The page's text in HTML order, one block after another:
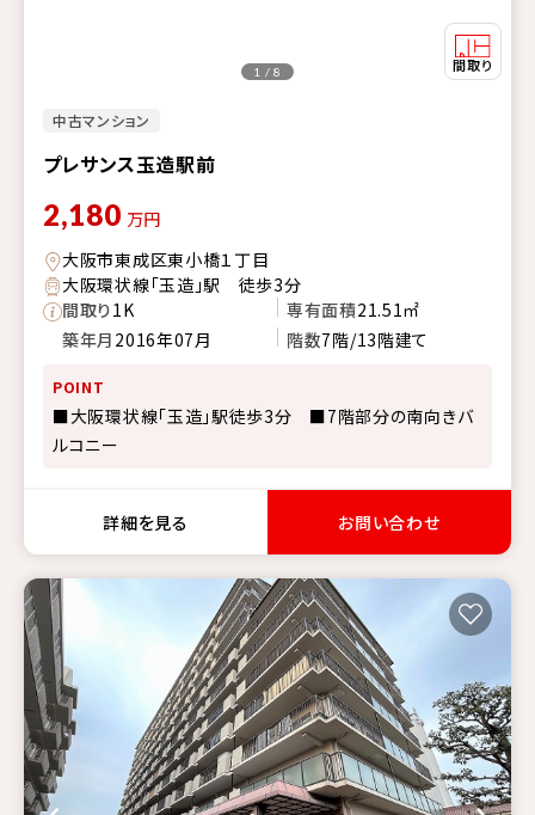
中古マンション
プレサンス玉造駅前
1 / 8
2,180 万円
大阪市東成区東小橋１丁目
大阪環状線「玉造」駅 徒歩3分
間取り1K 専有面積21.51㎡
築年月 2016年07月 階数7階/13階建て
POINT
■大阪環状線「玉造」駅徒歩3分 ■7階部分の南向きバ
ルコニー
詳細を見る お問い合わせ